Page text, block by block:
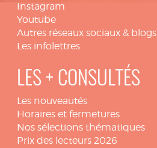
Instagram
Youtube
Autres réseaux sociaux & blogs
Les infolettres
LES + CONSULTÉS
Les nouveautés
Horaires et fermetures
Nos sélections thématiques
Prix des lecteurs 2026